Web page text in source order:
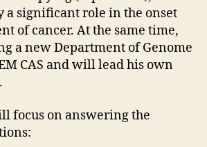
a significant role in the onset
of cancer. At the same time,
a new Department of Genome
CAS and will lead his own
focus on answering the